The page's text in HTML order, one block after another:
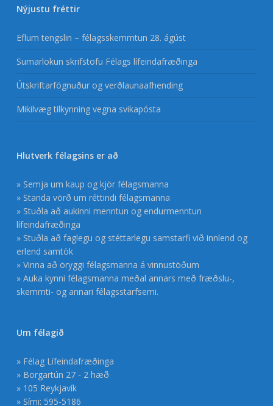
Nýjustu fréttir
Eflum tengslin – félagsskemmtun 28. ágúst
Sumarlokun skrifstofu Félags lífeindafræðinga
Útskriftarfögnuður og verðlaunaafhending
Mikilvæg tilkynning vegna svikapósta
Hlutverk félagsins er að
» Semja um kaup og kjör félagsmanna
» Standa vörð um réttindi félagsmanna
» Stuðla að aukinni menntun og endurmenntun
lífeindafræðinga
» Stuðla að faglegu og stéttarlegu samstarfi við innlend og
erlend samtök
» Vinna að öryggi félagsmanna á vinnustöðum
» Auka kynni félagsmanna meðal annars með fræðslu-,
skemmti- og annari félagsstarfsemi.
Um félagið
» Félag Lífeindafræðinga
» Borgartún 27 - 2 hæð
» 105 Reykjavík
» Sími: 595-5186